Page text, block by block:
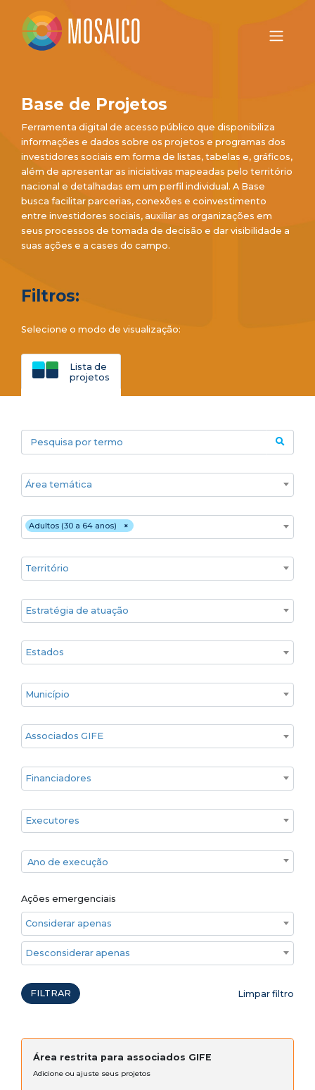
Base de Projetos
Ferramenta digital de acesso público que disponibiliza
informações e dados sobre os projetos e programas dos
investidores sociais em forma de listas, tabelas e, gráficos,
além de apresentar as iniciativas mapeadas pelo território
nacional e detalhadas em um perfil individual. A Base
busca facilitar parcerias, conexões e coinvestimento
entre investidores sociais, auxiliar as organizações em
seus processos de tomada de decisão e dar visibilidade a
suas ações e a cases do campo.
Filtros:
Selecione o modo de visualização:
Lista de
projetos
Pesquisa por termo
Áreas temáticas
Público ×
Adultos (30 a 64 anos)
Territórios
Estratégia de atuação
Estado
Cidade
Associados GIFE
Financiadores
Executores
Ano de execução
Ano de execução
Ações emergenciais
Considerar apenas ações emergenciais
Desconsiderar apenas ações emergenciais
FILTRAR Limpar filtro
Área restrita para associados GIFE
Adicione ou ajuste seus projetos